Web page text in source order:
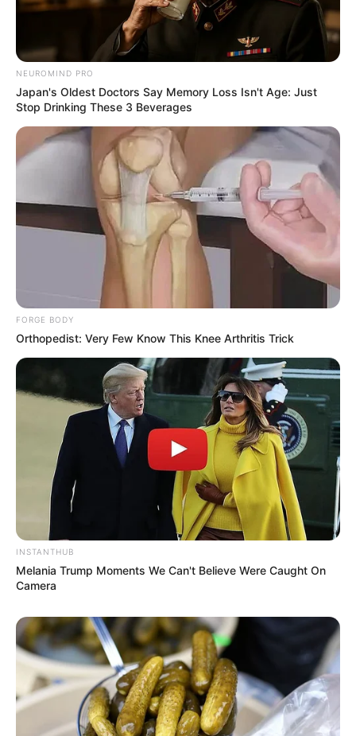
NEUROMIND PRO
Japan's Oldest Doctors Say Memory Loss Isn't Age: Just
Stop Drinking These 3 Beverages
FORGE BODY
Orthopedist: Very Few Know This Knee Arthritis Trick
INSTANTHUB
Melania Trump Moments We Can't Believe Were Caught On
Camera